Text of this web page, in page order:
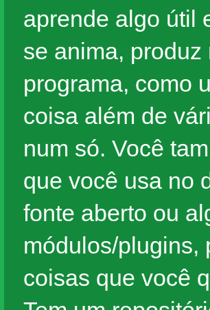
aprende algo útil
se anima,
programa, como
coisa além de
num só. Você
que você usa no
fonte aberto ou
módulos/plugins,
coisas que você